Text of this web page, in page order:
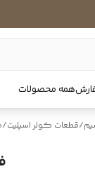
همه محصولات
/قطعات کولر اسپلیت/